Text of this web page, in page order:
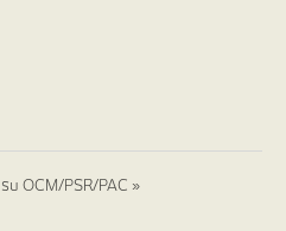
OCM/PSR/PAC »